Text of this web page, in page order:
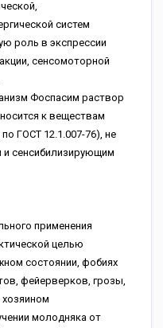
систем
роль в экспрессии
сенсомоторной
Фоспасим раствор
к веществам
ГОСТ 12.1.007-76), не
сенсибилизирующим
применения
целью
состоянии, фобиях
фейерверков, грозы,
молодняка от